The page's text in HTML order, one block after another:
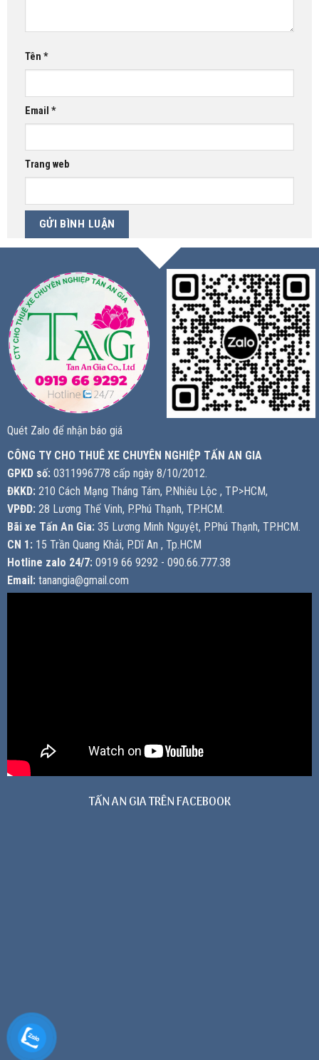
Tên *
Email *
Trang web
Quét Zalo để nhận báo giá
CÔNG TY CHO THUÊ XE CHUYÊN NGHIỆP TẤN AN GIA
GPKD số: 0311996778 cấp ngày 8/10/2012.
ĐKKD: 210 Cách Mạng Tháng Tám, P.Nhiêu Lộc , TP>HCM,
VPĐD: 28 Lương Thế Vinh, P.Phú Thạnh, TP.HCM.
Bãi xe Tấn An Gia: 35 Lương Minh Nguyệt, P.Phú Thạnh, TP.HCM.
CN 1: 15 Trần Quang Khải, P.Dĩ An , Tp.HCM
Hotline zalo 24/7: 0919 66 9292 - 090.66.777.38
Email: tanangia@gmail.com
TẤN AN GIA TRÊN FACEBOOK